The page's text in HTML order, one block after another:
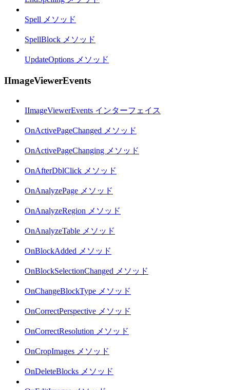
Spell メソッド
SpellBlock メソッド
UpdateOptions メソッド
IImageViewerEvents
IImageViewerEvents インターフェイス
OnActivePageChanged メソッド
OnActivePageChanging メソッド
OnAfterDblClick メソッド
OnAnalyzePage メソッド
OnAnalyzeRegion メソッド
OnAnalyzeTable メソッド
OnBlockAdded メソッド
OnBlockSelectionChanged メソッド
OnChangeBlockType メソッド
OnCorrectPerspective メソッド
OnCorrectResolution メソッド
OnCropImages メソッド
OnDeleteBlocks メソッド